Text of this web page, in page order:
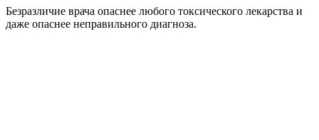
Безразличие врача опаснее любого токсического лекарства и
даже опаснее неправильного диагноза.